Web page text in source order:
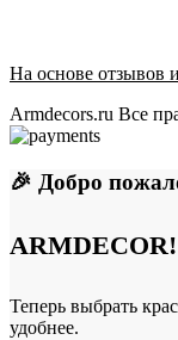
На основе отзывов
Armdecors.ru Все
🎉 Добро
ARMDECOR!
Теперь выбрать
удобнее.